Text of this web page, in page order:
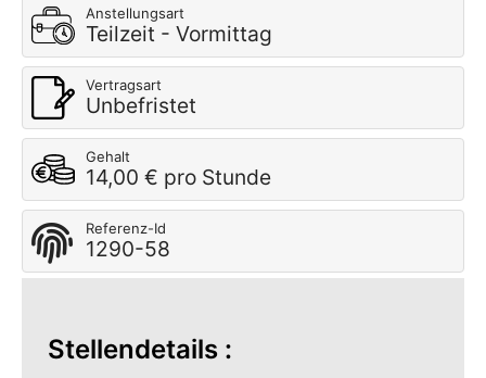
Anstellungsart
Teilzeit - Vormittag
Vertragsart
Unbefristet
Gehalt
14,00 € pro Stunde
Referenz-Id
1290-58
Stellendetails :